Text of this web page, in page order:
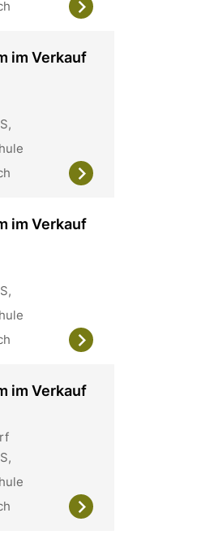
im Verkauf
im Verkauf
im Verkauf